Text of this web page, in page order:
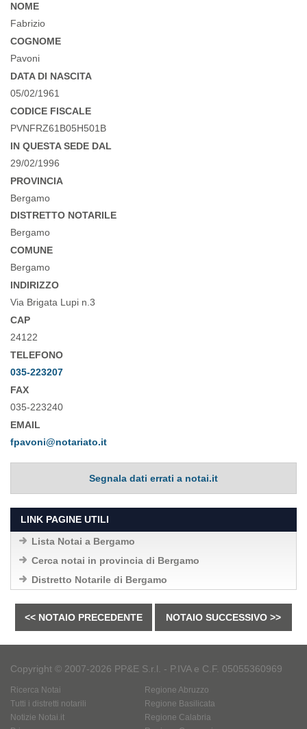
NOME
Fabrizio
COGNOME
Pavoni
DATA DI NASCITA
05/02/1961
CODICE FISCALE
PVNFRZ61B05H501B
IN QUESTA SEDE DAL
29/02/1996
PROVINCIA
Bergamo
DISTRETTO NOTARILE
Bergamo
COMUNE
Bergamo
INDIRIZZO
Via Brigata Lupi n.3
CAP
24122
TELEFONO
035-223207
FAX
035-223240
EMAIL
fpavoni@notariato.it
Segnala dati errati a notai.it
LINK PAGINE UTILI
Lista Notai a Bergamo
Cerca notai in provincia di Bergamo
Distretto Notarile di Bergamo
<< NOTAIO PRECEDENTE NOTAIO SUCCESSIVO >>
Copyright © 2007-2026 PP&E S.r.l. - P.IVA e C.F. 05055360969
Ricerca Notai
Tutti i distretti notarili
Notizie Notai.it
Regione Abruzzo
Regione Basilicata
Regione Calabria